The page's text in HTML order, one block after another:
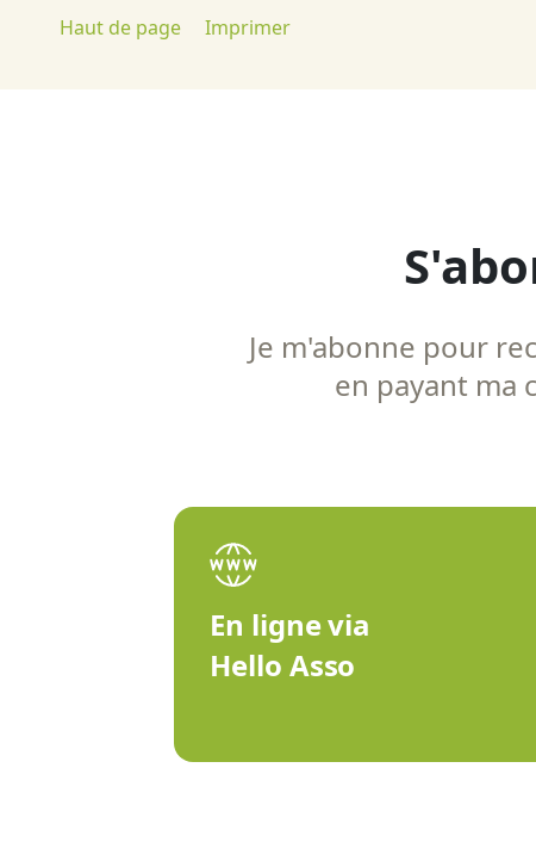
Haut de page Imprimer
Je m'abonne pour
en payant ma
En ligne via
Hello Asso